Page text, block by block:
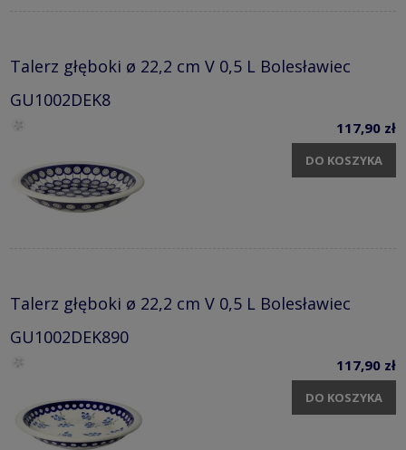
Talerz głęboki ø 22,2 cm V 0,5 L Bolesławiec
GU1002DEK8
117,90 zł
DO KOSZYKA
Talerz głęboki ø 22,2 cm V 0,5 L Bolesławiec
GU1002DEK890
117,90 zł
DO KOSZYKA